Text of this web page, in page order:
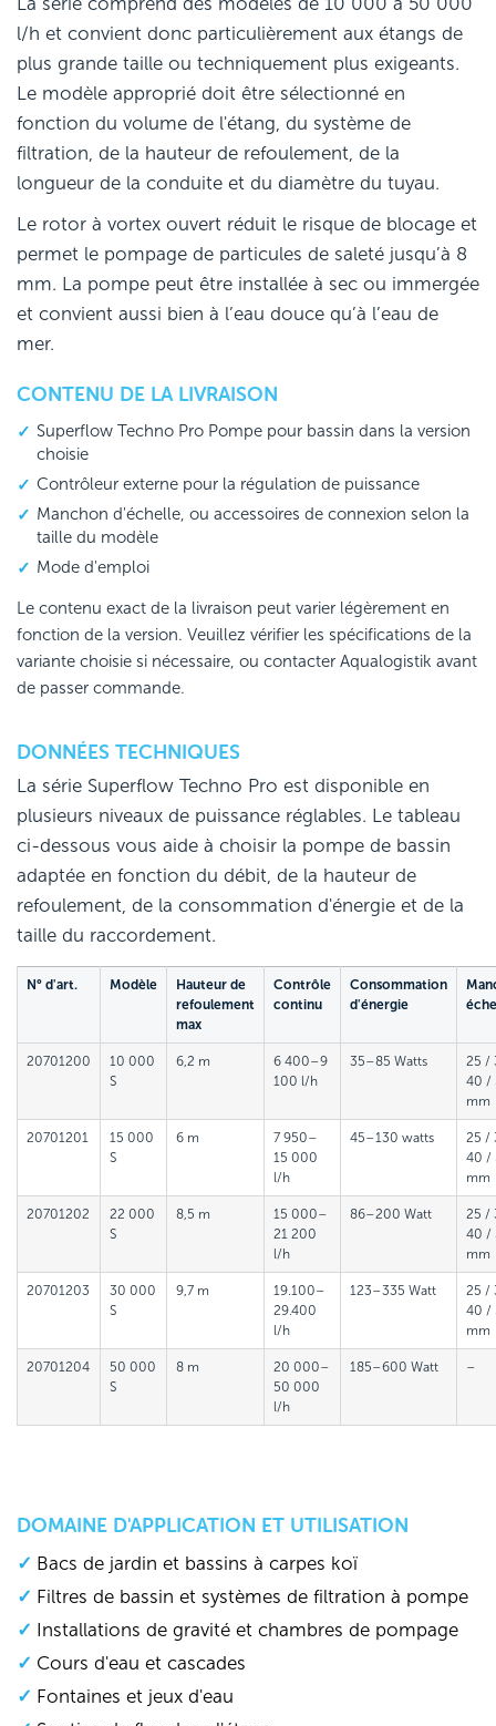
l/h et convient donc particulièrement aux étangs de
plus grande taille ou techniquement plus exigeants.
Le modèle approprié doit être sélectionné en
fonction du volume de l'étang, du système de
filtration, de la hauteur de refoulement, de la
longueur de la conduite et du diamètre du tuyau.
Le rotor à vortex ouvert réduit le risque de blocage et
permet le pompage de particules de saleté jusqu’à 8
mm. La pompe peut être installée à sec ou immergée
et convient aussi bien à l’eau douce qu’à l’eau de
mer.
CONTENU DE LA LIVRAISON
Superflow Techno Pro Pompe pour bassin dans la version
choisie
Contrôleur externe pour la régulation de puissance
Manchon d'échelle, ou accessoires de connexion selon la
taille du modèle
Mode d'emploi
Le contenu exact de la livraison peut varier légèrement en
fonction de la version. Veuillez vérifier les spécifications de la
variante choisie si nécessaire, ou contacter Aqualogistik avant
de passer commande.
DONNÉES TECHNIQUES
La série Superflow Techno Pro est disponible en
plusieurs niveaux de puissance réglables. Le tableau
ci-dessous vous aide à choisir la pompe de bassin
adaptée en fonction du débit, de la hauteur de
refoulement, de la consommation d'énergie et de la
taille du raccordement.
N° d'art. Modèle
Hauteur de
refoulement
max
Contrôle
continu
Consommation
d'énergie
20701200
10 000
S
6,2 m
6 400–9
100 l/h
35–85 Watts
25 /
40 /
mm
20701201
15 000
S
6 m
7 950–
15 000
l/h
45–130 watts
25 /
40 /
mm
20701202
22 000
S
8,5 m
15 000–
21 200
l/h
86–200 Watt
25 /
40 /
mm
20701203
30 000
S
9,7 m
19.100–
29.400
l/h
123–335 Watt
25 /
40 /
mm
20701204
50 000
S
8 m
20 000–
50 000
l/h
185–600 Watt –
DOMAINE D'APPLICATION ET UTILISATION
Bacs de jardin et bassins à carpes koï
Filtres de bassin et systèmes de filtration à pompe
Installations de gravité et chambres de pompage
Cours d'eau et cascades
Fontaines et jeux d'eau